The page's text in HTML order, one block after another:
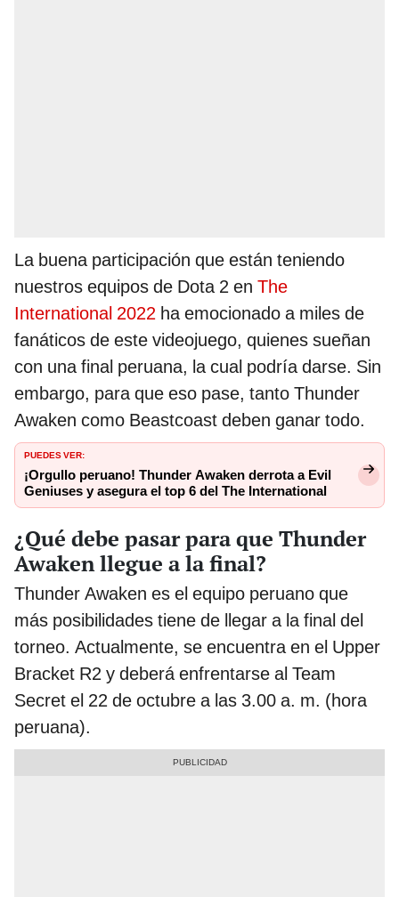
La buena participación que están teniendo
nuestros equipos de Dota 2 en The
International 2022 ha emocionado a miles de
fanáticos de este videojuego, quienes sueñan
con una final peruana, la cual podría darse. Sin
embargo, para que eso pase, tanto Thunder
Awaken como Beastcoast deben ganar todo.
PUEDES VER:
¡Orgullo peruano! Thunder Awaken derrota a Evil
Geniuses y asegura el top 6 del The International
¿Qué debe pasar para que Thunder
Awaken llegue a la final?
Thunder Awaken es el equipo peruano que
más posibilidades tiene de llegar a la final del
torneo. Actualmente, se encuentra en el Upper
Bracket R2 y deberá enfrentarse al Team
Secret el 22 de octubre a las 3.00 a. m. (hora
peruana).